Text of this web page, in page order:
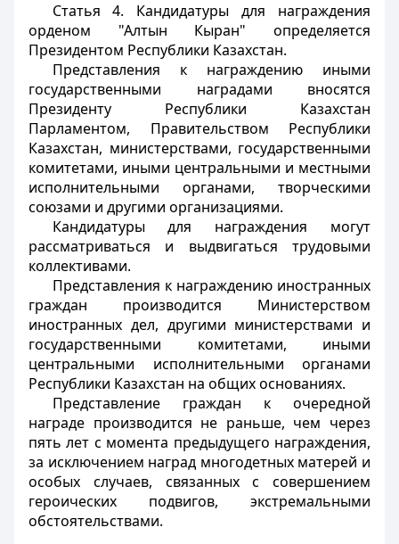
Статья 4. Кандидатуры для награждения
орденом "Алтын Кыран" определяется
Президентом Республики Казахстан.
Представления к награждению иными
государственными наградами вносятся
Президенту Республики Казахстан
Парламентом, Правительством Республики
Казахстан, министерствами, государственными
комитетами, иными центральными и местными
исполнительными органами, творческими
союзами и другими организациями.
Кандидатуры для награждения могут
рассматриваться и выдвигаться трудовыми
коллективами.
Представления к награждению иностранных
граждан производится Министерством
иностранных дел, другими министерствами и
государственными комитетами, иными
центральными исполнительными органами
Республики Казахстан на общих основаниях.
Представление граждан к очередной
награде производится не раньше, чем через
пять лет с момента предыдущего награждения,
за исключением наград многодетных матерей и
особых случаев, связанных с совершением
героических подвигов, экстремальными
обстоятельствами.